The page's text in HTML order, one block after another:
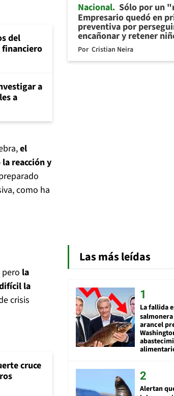
del
a
a
el
reacción y
como ha
pero la
la
crisis
cruce
Nacional Sólo por un
Empresario quedó en
preventiva por
encañonar y retener
Por Cristian Neira
Las más leídas
La fallida
arancel
Alertan